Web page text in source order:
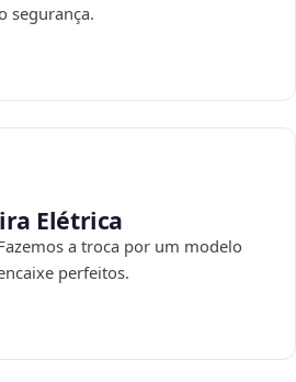
segurança.
Elétrica
a troca por um modelo
perfeitos.